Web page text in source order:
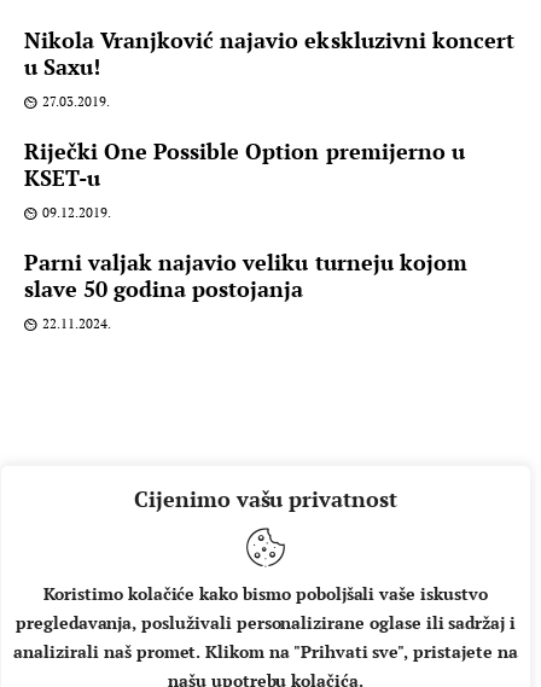
Cijenimo vašu privatnost
Koristimo kolačiće kako bismo poboljšali vaše iskustvo
pregledavanja, posluživali personalizirane oglase ili sadržaj i
analizirali naš promet. Klikom na "Prihvati sve", pristajete na
našu upotrebu kolačića.
Nikola Vranjković najavio ekskluzivni koncert
u Saxu!
27.03.2019.
Riječki One Possible Option premijerno u
KSET-u
09.12.2019.
Parni valjak najavio veliku turneju kojom
slave 50 godina postojanja
22.11.2024.
O NAMA IMPRESSUM UVJETI KORIŠTENJA